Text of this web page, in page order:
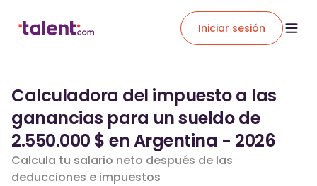
Iniciar sesión
Calculadora del impuesto a las
ganancias para un sueldo de
2.550.000 $ en Argentina - 2026
Calcula tu salario neto después de las
deducciones e impuestos